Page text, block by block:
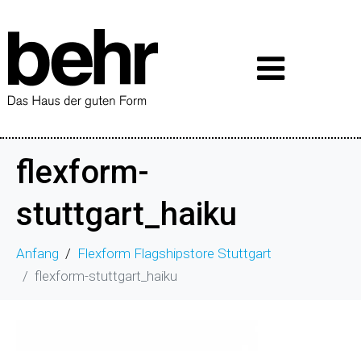
flexform-
stuttgart_haiku
Anfang
Flexform Flagshipstore Stuttgart
flexform-stuttgart_haiku